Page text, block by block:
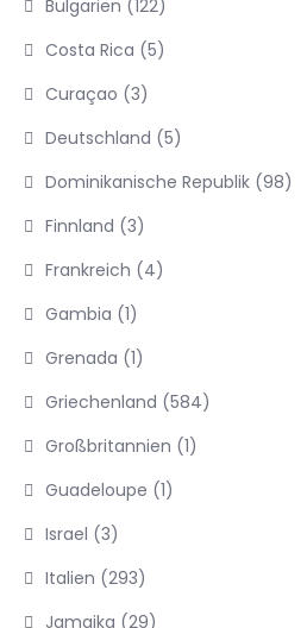
Bulgarien (122)
Costa Rica (5)
Curaçao (3)
Deutschland (5)
Dominikanische Republik (98)
Finnland (3)
Frankreich (4)
Gambia (1)
Grenada (1)
Griechenland (584)
Großbritannien (1)
Guadeloupe (1)
Israel (3)
Italien (293)
Jamaika (29)